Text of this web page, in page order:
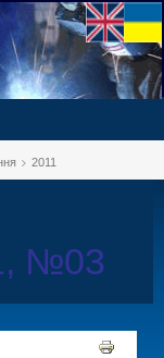
2011
№03